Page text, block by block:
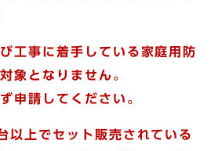
工事に着手している家庭用防
象となりません。
申請してください。
以上でセット販売されている